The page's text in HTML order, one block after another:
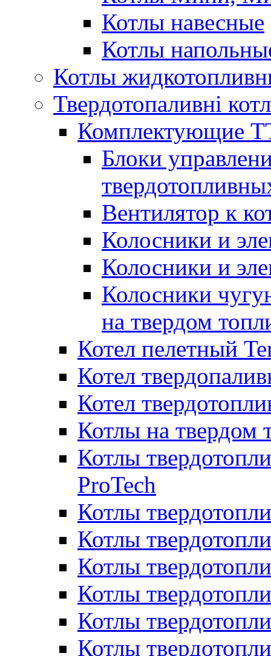
Котлы навесные
Котлы
Котлы
Твердотопаливні
Комплектующие
Блоки
Вентилятор к
Колосники и
Колосники и
Колосники
на твердом
Котел пелетный
Котел
Котел
Котлы на твердом
Котлы
ProTech
Котлы
Котлы
Котлы
Котлы
Котлы
Котлы